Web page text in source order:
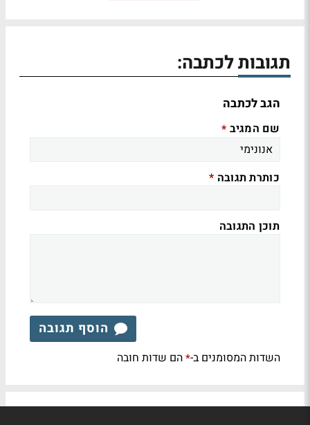
תגובות לכתבה:
הגב לכתבה
שם המגיב *
כותרת תגובה *
תוכן התגובה
הוסף תגובה
השדות המסומנים ב-*הם שדות חובה